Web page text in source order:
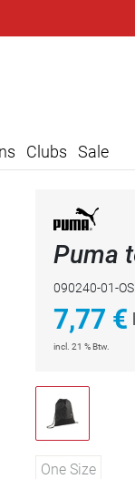
Clubs Sale
Puma
090240-01-
7,77 €
incl. 21 % Btw.
One Size